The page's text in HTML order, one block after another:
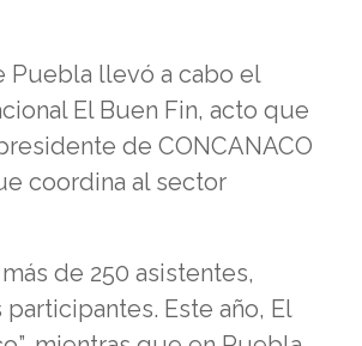
Puebla llevó a cabo el
El Buen Fin, acto que
de CONCANACO
coordina al sector
de 250 asistentes,
Este año, El